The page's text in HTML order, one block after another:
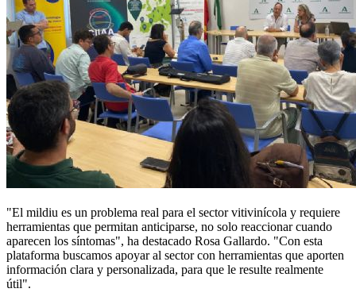
"El mildiu es un problema real para el sector vitivinícola y requiere
herramientas que permitan anticiparse, no solo reaccionar cuando
aparecen los síntomas", ha destacado Rosa Gallardo. "Con esta
plataforma buscamos apoyar al sector con herramientas que aporten
información clara y personalizada, para que le resulte realmente
útil".